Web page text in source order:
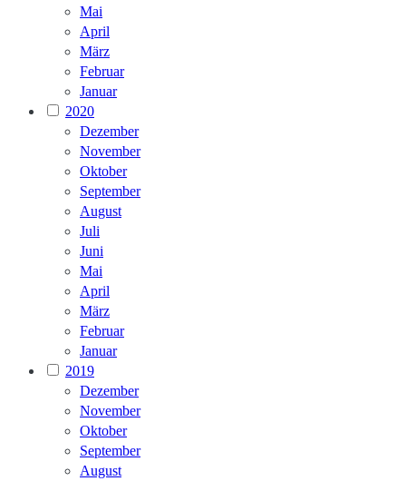
Mai
April
März
Februar
Januar
2020
Dezember
November
Oktober
September
August
Juli
Juni
Mai
April
März
Februar
Januar
2019
Dezember
November
Oktober
September
August